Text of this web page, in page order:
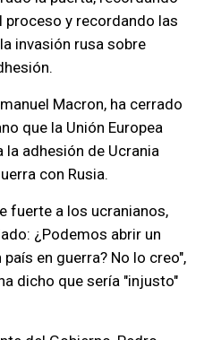
proceso y recordando las
invasión rusa sobre
Macron, ha cerrado
que la Unión Europea
adhesión de Ucrania
con Rusia.
fuerte a los ucranianos,
¿Podemos abrir un
en guerra? No lo creo",
dicho que sería "injusto"